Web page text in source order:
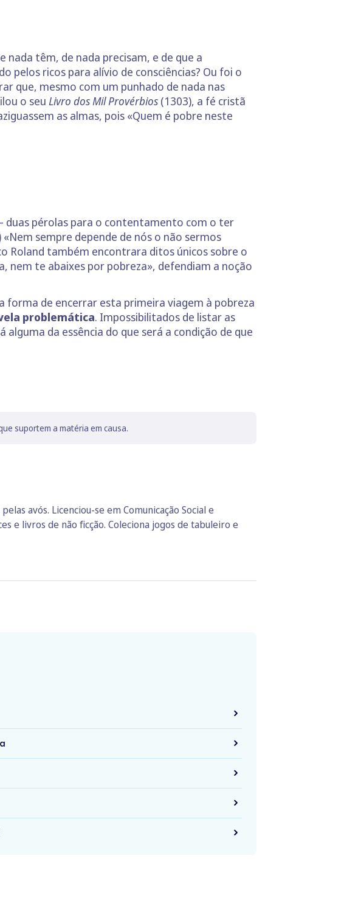
têm, de nada precisam, e de que a
pelos ricos para alívio de consciências? Ou foi o
que, mesmo com um punhado de nada nas
o seu Livro dos Mil Provérbios (1303), a fé cristã
as almas, pois «Quem é pobre neste
duas pérolas para o contentamento com o ter
sempre depende de nós o não sermos
Roland também encontrara ditos únicos sobre o
nem te abaixes por pobreza», defendiam a noção
de encerrar esta primeira viagem à pobreza
problemática. Impossibilitados de listar as
da essência do que será a condição de que
suportem a matéria em causa.
avós. Licenciou-se em Comunicação Social e
e livros de não ficção. Coleciona jogos de tabuleiro e